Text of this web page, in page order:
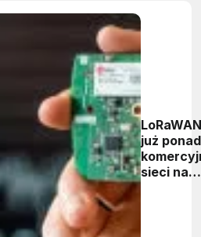
już
sieci na